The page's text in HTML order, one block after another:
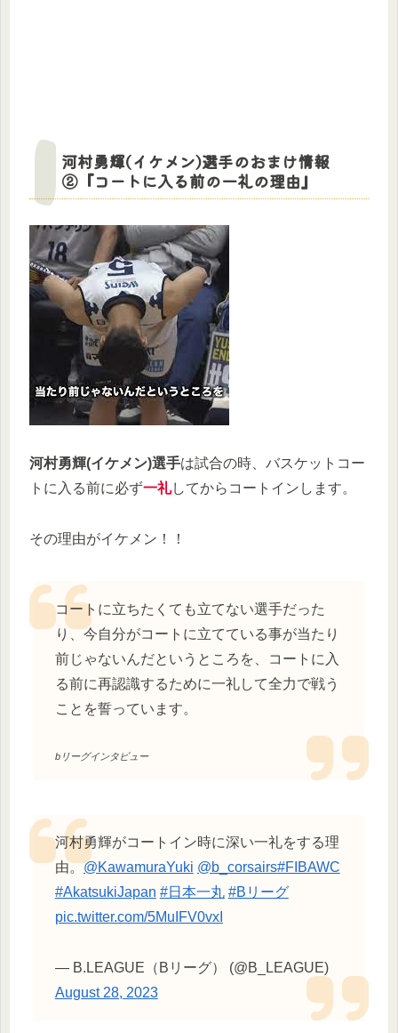
河村勇輝(イケメン)選手のおまけ情報
②『コートに入る前の一礼の理由』
河村勇輝(イケメン)選手は試合の時、バスケットコー
トに入る前に必ず一礼してからコートインします。
その理由がイケメン！！
コートに立ちたくても立てない選手だった
り、今自分がコートに立てている事が当たり
前じゃないんだというところを、コートに入
る前に再認識するために一礼して全力で戦う
ことを誓っています。
bリーグインタビュー
河村勇輝がコートイン時に深い一礼をする理
由。@KawamuraYuki @b_corsairs#FIBAWC
#AkatsukiJapan #日本一丸 #Bリーグ
pic.twitter.com/5MuIFV0vxI
— B.LEAGUE（Bリーグ） (@B_LEAGUE)
August 28, 2023